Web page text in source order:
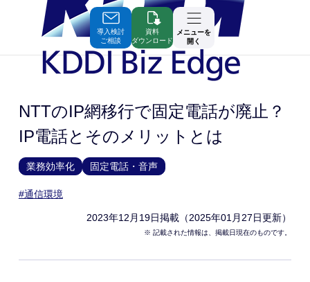
Contents
導入検討
ご相談
資料
ダウンロード
メニューを
開く
NTTのIP網移行で固定電話が廃止？
IP電話とそのメリットとは
業務効率化 固定電話・音声
#通信環境
2023年12月19日掲載（2025年01月27日更新）
※ 記載された情報は、掲載日現在のものです。